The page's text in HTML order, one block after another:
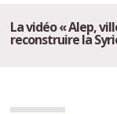
La vidéo « Alep,
reconstruire la